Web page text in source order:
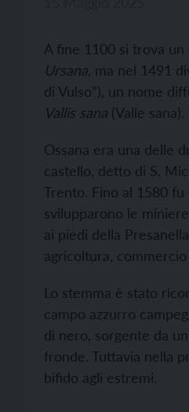
A fine 1100 si trova un
Ursana, ma nel 1491
di Vulso”), un nome
Vallis sana (Valle sana).
Ossana era una delle
castello, detto di S.
Trento. Fino al 1580
svilupparono le
ai piedi della
agricoltura,
Lo stemma è stato
campo azzurro
di nero, sorgente da
fronde. Tuttavia nella
bifido agli estremi.